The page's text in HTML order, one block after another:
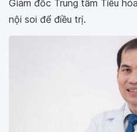
Giám đốc Trung tâm Tiêu
nội soi để điều trị.